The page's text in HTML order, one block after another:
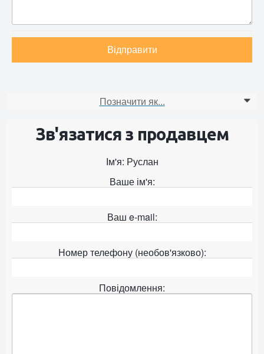
Відправити
Позначити як... 0
Зв'язатися з продавцем
Ім'я: Руслан
Ваше ім'я:
Ваш e-mail:
Номер телефону (необов'язково):
Повідомлення: